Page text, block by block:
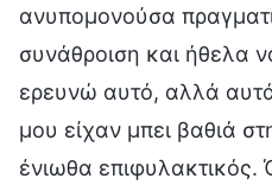
ανυπομονούσα
συνάθροιση και ήθελα
ερευνώ αυτό, αλλά αυτά
μου είχαν μπει βαθιά
ένιωθα επιφυλακτικός.